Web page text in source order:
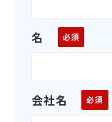
名
会社名